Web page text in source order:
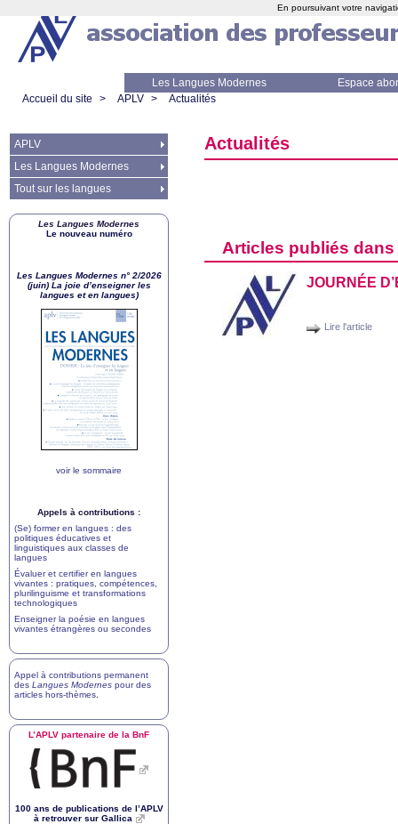
Les Langues Modernes
Espace
Accueil du site
> APLV > Actualités
Actualités
Articles publiés
JOURN ÉE
Lire l'article
APLV
Les Langues Modernes
Tout sur les langues
Les Langues Modernes
Le nouveau numéro
Les Langues Modernes n° 2/2026
(juin) La joie d’enseigner les
langues et en langues)
voir le sommaire
Appels à contributions :
(Se) former en langues : des
politiques éducatives et
linguistiques aux classes de
langues
Évaluer et certifier en langues
vivantes : pratiques, compétences,
plurilinguisme et transformations
technologiques
Enseigner la poésie en langues
vivantes étrangères ou secondes
Appel à contributions permanent
des Langues Modernes pour des
articles hors-thèmes
L’APLV partenaire de la BnF
100 ans de publications de l’APLV
à retrouver sur Gallica
En poursuivant votre